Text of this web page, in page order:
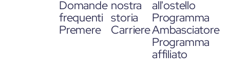
Domande
frequenti
Premere
nostra
storia
Carriere
all'ostello
Programma
Ambasciatore
Programma
affiliato